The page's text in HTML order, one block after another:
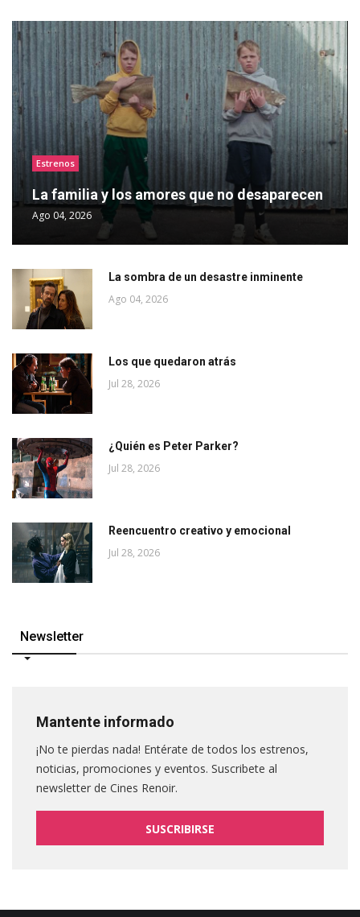
Estrenos
La familia y los amores que no desaparecen
Ago 04, 2026
La sombra de un desastre inminente
Ago 04, 2026
Los que quedaron atrás
Jul 28, 2026
¿Quién es Peter Parker?
Jul 28, 2026
Reencuentro creativo y emocional
Jul 28, 2026
Newsletter
Mantente informado
¡No te pierdas nada! Entérate de todos los estrenos,
noticias, promociones y eventos. Suscribete al
newsletter de Cines Renoir.
SUSCRIBIRSE